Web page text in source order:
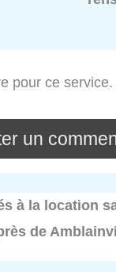
pour ce service.
un
à la location
de